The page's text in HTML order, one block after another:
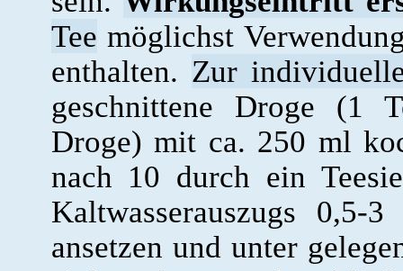
Tee möglichst
enthalten. Zur
geschnittene Droge (1
Droge) mit ca. 250 ml
nach 10 durch ein
Kaltwasserauszugs
ansetzen und unter